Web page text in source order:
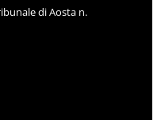
di Aosta n.